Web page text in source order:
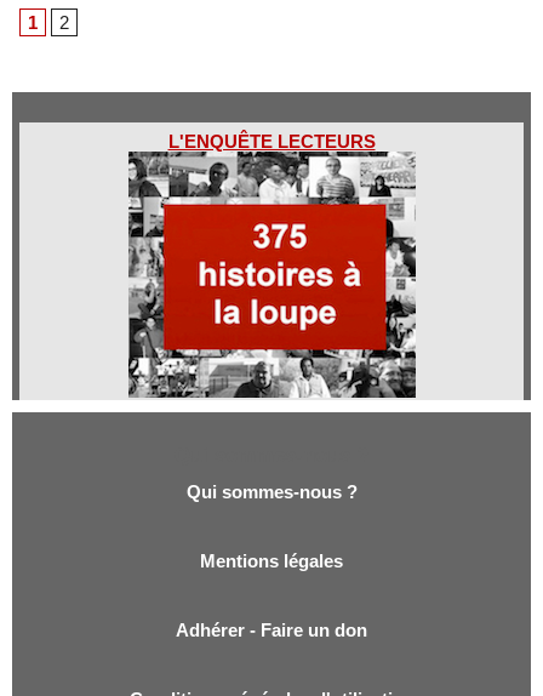
1
2
L'ENQUÊTE LECTEURS
Qui sommes-nous ?
Mentions légales
Adhérer - Faire un don